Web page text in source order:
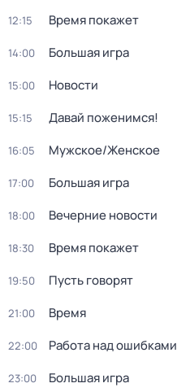
12:15 Время покажет
14:00 Большая игра
15:00 Новости
15:15 Давай поженимся!
16:05 Мужское/Женское
17:00 Большая игра
18:00 Вечерние новости
18:30 Время покажет
19:50 Пусть говорят
21:00 Время
22:00 Работа над ошибками
23:00 Большая игра